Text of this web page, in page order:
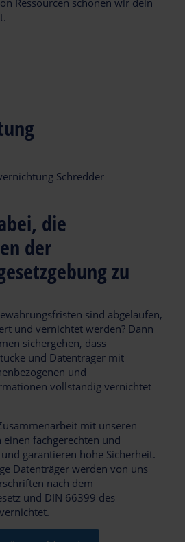
Ressourcen schonen wir dein
die
der
zu
sind abgelaufen,
und vernichtet werden? Dann
sichergehen, dass
und Datenträger mit
und
vollständig vernichtet
mit unseren
fachgerechten und
garantieren hohe Sicherheit.
Datenträger werden von uns
nach dem
und DIN 66399 des